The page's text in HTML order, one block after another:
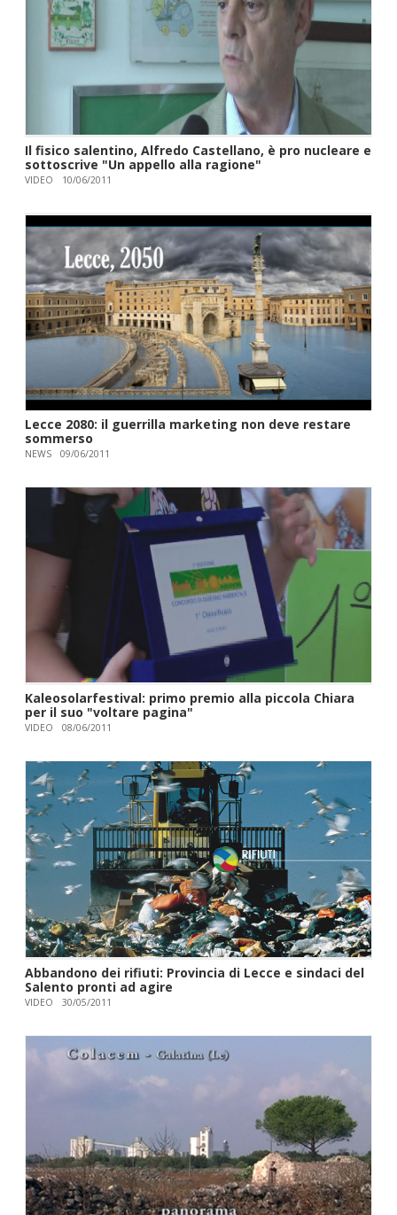
Il fisico salentino, Alfredo Castellano, è pro nucleare e
sottoscrive "Un appello alla ragione"
VIDEO 10/06/2011
Lecce 2080: il guerrilla marketing non deve restare
sommerso
NEWS 09/06/2011
Kaleosolarfestival: primo premio alla piccola Chiara
per il suo "voltare pagina"
VIDEO 08/06/2011
Abbandono dei rifiuti: Provincia di Lecce e sindaci del
Salento pronti ad agire
VIDEO 30/05/2011